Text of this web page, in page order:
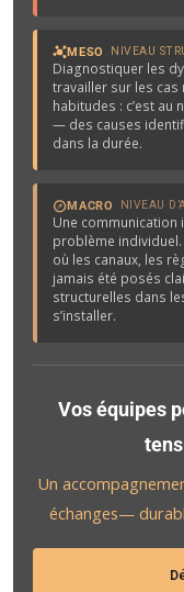
MESO NIVEAU
Diagnostiquer les
travailler sur les cas
habitudes : c’est au
— des causes
dans la durée.
MACRO NIVEAU
Une
problème individuel.
où les canaux, les
jamais été posés
structurelles dans
s’installer.
Vos équipes
Un
échanges—